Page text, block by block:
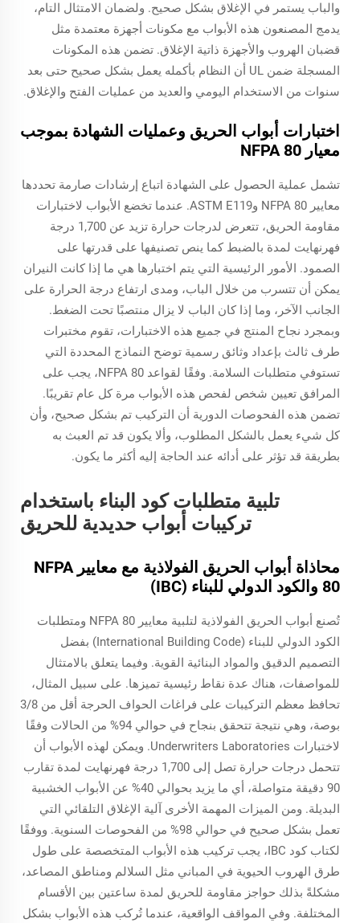
والباب يستمر في الإغلاق بشكل صحيح. ولضمان الامتثال التام،
يدمج المصنعون هذه الأبواب مع مكونات أجهزة معتمدة مثل
قضبان الهروب والأجهزة ذاتية الإغلاق. تضمن هذه المكونات
المسجلة ضمن UL أن النظام بأكمله يعمل بشكل صحيح حتى بعد
سنوات من الاستخدام اليومي والعديد من عمليات الفتح والإغلاق.
اختبارات أبواب الحريق وعمليات الشهادة بموجب
معيار NFPA 80
تشمل عملية الحصول على الشهادة اتباع إرشادات صارمة تحددها
معايير NFPA 80 وASTM E119. عندما تخضع الأبواب لاختبارات
مقاومة الحريق، تتعرض لدرجات حرارة تزيد عن 1,700 درجة
فهرنهايت لمدة بالضبط كما ينص تصنيفها على قدرتها على
الصمود. الأمور الرئيسية التي يتم اختبارها هي ما إذا كانت النيران
يمكن أن تتسرب من خلال الباب، ومدى ارتفاع درجة الحرارة على
الجانب الآخر، وما إذا كان الباب لا يزال منتصبًا تحت الضغط.
وبمجرد نجاح المنتج في جميع هذه الاختبارات، تقوم مختبرات
طرف ثالث بإعداد وثائق رسمية توضح النماذج المحددة التي
تستوفي متطلبات السلامة. وفقًا لقواعد NFPA 80، يجب على
المرافق تعيين شخص لفحص هذه الأبواب مرة كل عام تقريبًا.
تضمن هذه الفحوصات الدورية أن التركيب تم بشكل صحيح، وأن
كل شيء يعمل بالشكل المطلوب، وألا يكون قد تم العبث به
بطريقة قد تؤثر على أدائه عند الحاجة إليه أكثر ما يكون.
تلبية متطلبات كود البناء باستخدام
تركيبات أبواب حديدية للحريق
محاذاة أبواب الحريق الفولاذية مع معايير NFPA
80 والكود الدولي للبناء (IBC)
تُصنع أبواب الحريق الفولاذية لتلبية معايير NFPA 80 ومتطلبات
الكود الدولي للبناء (International Building Code) بفضل
التصميم الدقيق والمواد البنائية القوية. وفيما يتعلق بالامتثال
للمواصفات، هناك عدة نقاط رئيسية تميزها. على سبيل المثال،
تحافظ معظم التركيبات على فراغات الحواف الحرجة أقل من 3/8
بوصة، وهي نتيجة تتحقق بنجاح في حوالي 94% من الحالات وفقًا
لاختبارات Underwriters Laboratories. ويمكن لهذه الأبواب أن
تتحمل درجات حرارة تصل إلى 1,700 درجة فهرنهايت لمدة تقارب
90 دقيقة متواصلة، أي ما يزيد بحوالي 40% عن الأبواب الخشبية
البديلة. ومن الميزات المهمة الأخرى آلية الإغلاق التلقائي التي
تعمل بشكل صحيح في حوالي 98% من الفحوصات السنوية. ووفقًا
لكتاب كود IBC، يجب تركيب هذه الأبواب المتخصصة على طول
طرق الهروب الحيوية في المباني مثل السلالم ومناطق المصاعد،
مشكلةً بذلك حواجز مقاومة للحريق لمدة ساعتين بين الأقسام
المختلفة. وفي المواقف الواقعية، عندما تُركب هذه الأبواب بشكل